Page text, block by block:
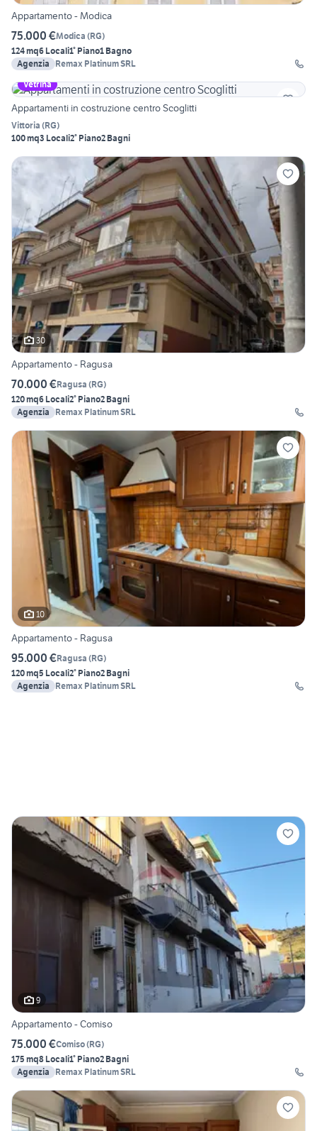
Appartamento - Modica
75.000 €Modica (RG)
124 mq6 Locali1° Piano1 Bagno
Agenzia
Remax Platinum SRL
Vetrina
Appartamenti in costruzione centro Scoglitti
Vittoria (RG)
100 mq3 Locali2° Piano2 Bagni
30
Appartamento - Ragusa
70.000 €Ragusa (RG)
120 mq6 Locali2° Piano2 Bagni
Agenzia
Remax Platinum SRL
10
Appartamento - Ragusa
95.000 €Ragusa (RG)
120 mq5 Locali2° Piano2 Bagni
Agenzia
Remax Platinum SRL
9
Appartamento - Comiso
75.000 €Comiso(RG)
175 mq8 Locali1° Piano2 Bagni
Agenzia
Remax Platinum SRL